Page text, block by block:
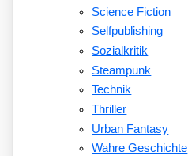
Science Fiction
Selfpublishing
Sozialkritik
Steampunk
Technik
Thriller
Urban Fantasy
Wahre Geschichte